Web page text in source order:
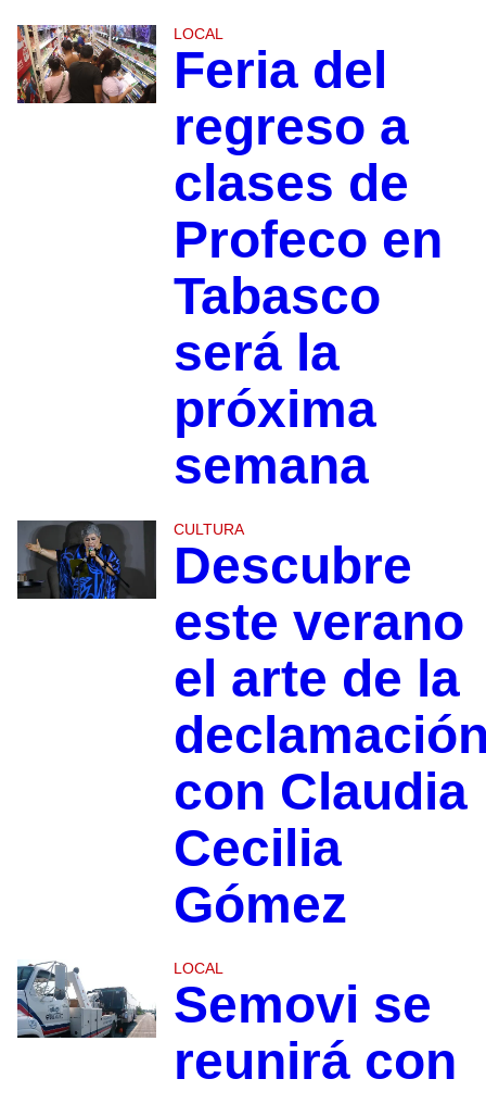
LOCAL
Feria del
regreso a
clases de
Profeco en
Tabasco
será la
próxima
semana
CULTURA
Descubre
este verano
el arte de la
con Claudia
Cecilia
Gómez
LOCAL
Semovi se
reunirá con